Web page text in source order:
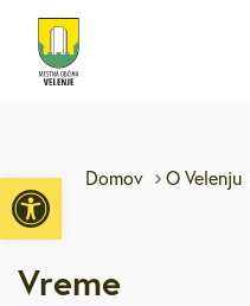
Open toolbar
Domov O Velenju
Vreme